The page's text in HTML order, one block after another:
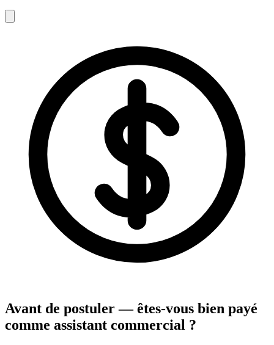
Avant de postuler — êtes-vous bien payé
comme assistant commercial ?